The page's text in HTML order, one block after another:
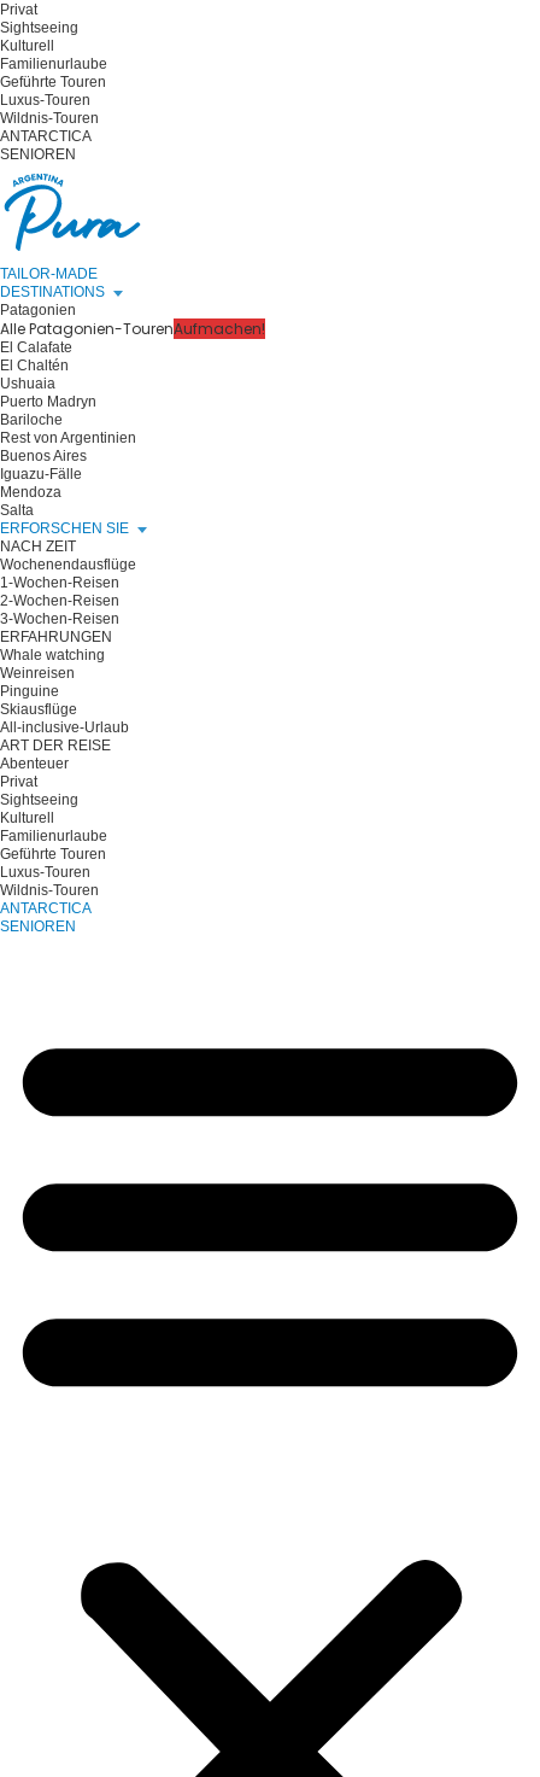
Privat
Sightseeing
Kulturell
Familienurlaube
Geführte Touren
Luxus-Touren
Wildnis-Touren
ANTARCTICA
SENIOREN
TAILOR-MADE
DESTINATIONS
Patagonien
Alle Patagonien-TourenAufmachen!
El Calafate
El Chaltén
Ushuaia
Puerto Madryn
Bariloche
Rest von Argentinien
Buenos Aires
Iguazu-Fälle
Mendoza
Salta
ERFORSCHEN SIE
NACH ZEIT
Wochenendausflüge
1-Wochen-Reisen
2-Wochen-Reisen
3-Wochen-Reisen
ERFAHRUNGEN
Whale watching
Weinreisen
Pinguine
Skiausflüge
All-inclusive-Urlaub
ART DER REISE
Abenteuer
Privat
Sightseeing
Kulturell
Familienurlaube
Geführte Touren
Luxus-Touren
Wildnis-Touren
ANTARCTICA
SENIOREN